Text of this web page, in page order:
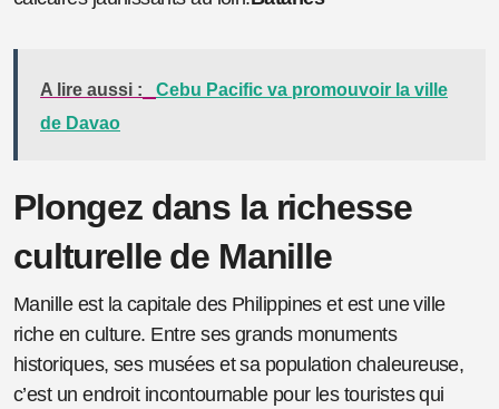
A lire aussi :
Cebu Pacific va promouvoir la ville
de Davao
Plongez dans la richesse
culturelle de Manille
Manille est la capitale des Philippines et est une ville
riche en culture. Entre ses grands monuments
historiques, ses musées et sa population chaleureuse,
c’est un endroit incontournable pour les touristes qui